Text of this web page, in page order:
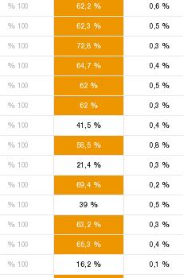
%100 %
62,2 %
%100 % %
%100 %
72,8 %
%100 %
64,7 %
%100 % %
%100 % %
%100 %
41,5 %
%100 %
58,5 %
%100 %
21,4 %
%100 %
69,4 %
%100 % %
%100 %
63,2 %
%100 % %
%100 %
16,2 %